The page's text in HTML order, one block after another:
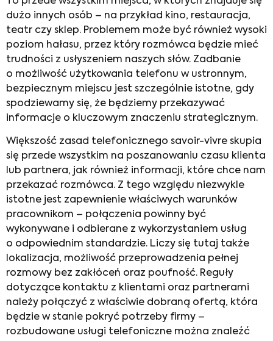
dużo innych osób – na przykład kino, restauracja,
teatr czy sklep. Problemem może być również wysoki
poziom hałasu, przez który rozmówca będzie mieć
trudności z usłyszeniem naszych słów. Zadbanie
o możliwość użytkowania telefonu w ustronnym,
bezpiecznym miejscu jest szczególnie istotne, gdy
spodziewamy się, że będziemy przekazywać
informacje o kluczowym znaczeniu strategicznym.
Większość zasad telefonicznego savoir-vivre skupia
się przede wszystkim na poszanowaniu czasu klienta
lub partnera, jak również informacji, które chce nam
przekazać rozmówca. Z tego względu niezwykle
istotne jest zapewnienie właściwych warunków
pracownikom – połączenia powinny być
wykonywane i odbierane z wykorzystaniem usług
o odpowiednim standardzie. Liczy się tutaj także
lokalizacja, możliwość przeprowadzenia pełnej
rozmowy bez zakłóceń oraz poufność. Reguły
dotyczące kontaktu z klientami oraz partnerami
należy połączyć z właściwie dobraną ofertą, która
będzie w stanie pokryć potrzeby firmy –
rozbudowane usługi telefoniczne można znaleźć